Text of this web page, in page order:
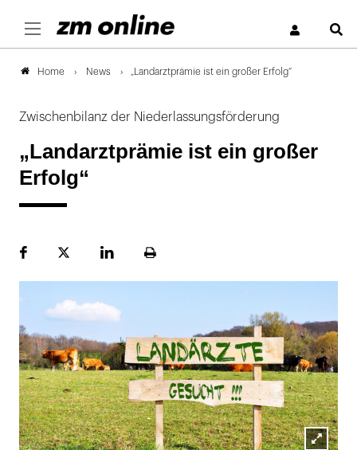
Home News „Landarztprämie ist ein großer Erfolg“
Zwischenbilanz der Niederlassungsförderung
„Landarztprämie ist ein großer
Erfolg“
FacebookPlattformLinekdInSeite